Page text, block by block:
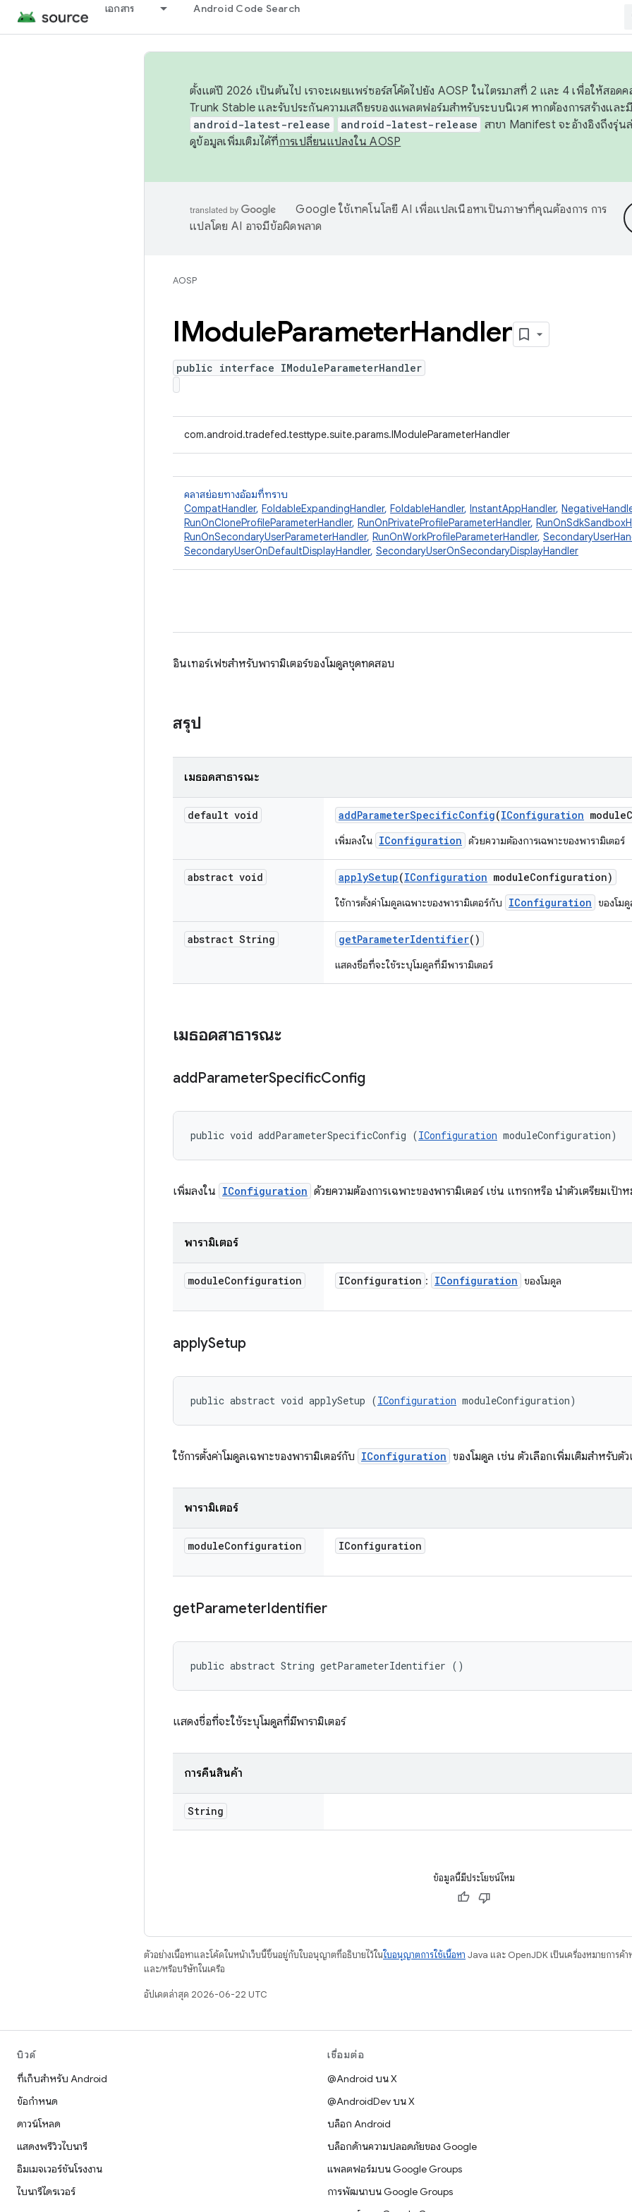
เอกสาร Android Code Search
ตั้งแต่ปี 2026 เป็นต้นไป เราจะเผยแพร่ซอร์สโค้ดไปยัง AOSP ในไตรมาสที่ 2 และ 4 เพื่อให้สอด
Trunk Stable และรับประกันความเสถียรของแพลตฟอร์มสำหรับระบบนิเวศ หากต้องการสร้างและ
android-latest-release android-latest-release สาขา Manifest จะอ้างอิงถึงรุ่
ดูข้อมูลเพิ่มเติมได้ที่การเปลี่ยนแปลงใน AOSP
Google ใช้เทคโนโลยี AI เพื่อแปลเนื้อหาเป็นภาษาที่คุณต้องการ การ
แปลโดย AI อาจมีข้อผิดพลาด
AOSP
IModuleParameterHandler
public interface IModuleParameterHandler
com.android.tradefed.testtype.suite.params.IModuleParameterHandler
คลาสย่อยทางอ้อมที่ทราบ
CompatHandler, FoldableExpandingHandler, FoldableHandler, InstantAppHandler,
RunOnCloneProfileParameterHandler, RunOnPrivateProfileParameterHandler,
RunOnSecondaryUserParameterHandler, RunOnWorkProfileParameterHandler,
SecondaryUserOnDefaultDisplayHandler, SecondaryUserOnSecondaryDisplayHandler
อินเทอร์เฟซสำหรับพารามิเตอร์ของโมดูลชุดทดสอบ
สรุป
เมธอดสาธารณะ
default void addParameterSpecificConfig(IConfiguration module
เพิ่มลงใน IConfiguration ด้วยความต้องการเฉพาะของพารามิเตอร์
abstract void applySetup(IConfiguration moduleConfiguration)
ใช้การตั้งค่าโมดูลเฉพาะของพารามิเตอร์กับ IConfiguration ของโมดู
abstract String getParameterIdentifier()
แสดงชื่อที่จะใช้ระบุโมดูลที่มีพารามิเตอร์
เมธอดสาธารณะ
addParameterSpecificConfig
public void addParameterSpecificConfig (IConfiguration moduleConfiguration)
เพิ่มลงใน IConfiguration ด้วยความต้องการเฉพาะของพารามิเตอร์ เช่น แทรกหรือ นำตัวเตรียมเป้า
พารามิเตอร์
moduleConfiguration IConfiguration : IConfiguration ของโมดูล
applySetup
public abstract void applySetup (IConfiguration moduleConfiguration)
ใช้การตั้งค่าโมดูลเฉพาะของพารามิเตอร์กับ IConfiguration ของโมดูล เช่น ตัวเลือกเพิ่มเติมสำหรับตั
พารามิเตอร์
moduleConfiguration IConfiguration
getParameterIdentifier
public abstract String getParameterIdentifier ()
แสดงชื่อที่จะใช้ระบุโมดูลที่มีพารามิเตอร์
การคืนสินค้า
String
ข้อมูลนี้มีประโยชน์ไหม
ตัวอย่างเนื้อหาและโค้ดในหน้าเว็บนี้ขึ้นอยู่กับใบอนุญาตที่อธิบายไว้ในใบอนุญาตการใช้เนื้อหา Java และ OpenJDK เป็นเครื่องหมายการค้
และ/หรือบริษัทในเครือ
อัปเดตล่าสุด 2026-06-22 UTC
บิวด์
ที่เก็บสำหรับ Android
ข้อกำหนด
ดาวน์โหลด
แสดงพรีวิวไบนารี
อิมเมจเวอร์ชันโรงงาน
ไบนารีไดรเวอร์
เชื่อมต่อ
@Android บน X
@AndroidDev บน X
บล็อก Android
บล็อกด้านความปลอดภัยของ Google
แพลตฟอร์มบน Google Groups
การพัฒนาบน Google Groups